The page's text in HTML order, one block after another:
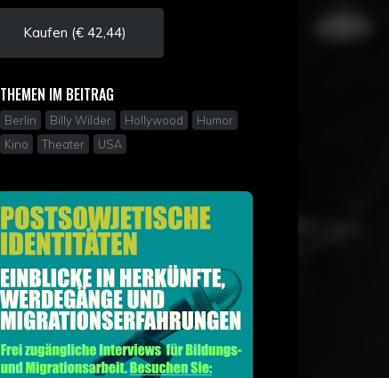
Kaufen (€ 42,44)
THEMEN IM BEITRAG
Berlin Billy Wilder Hollywood
Humor
Kino
Theater USA